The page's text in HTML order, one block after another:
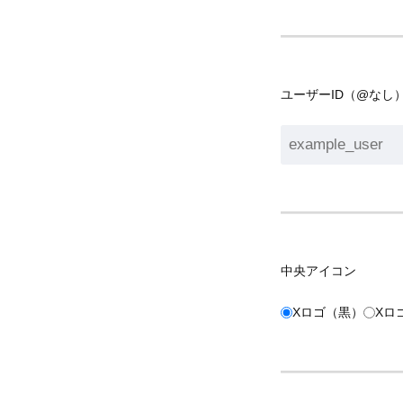
ユーザーID（@なし）
中央アイコン
Xロゴ（黒） Xロ